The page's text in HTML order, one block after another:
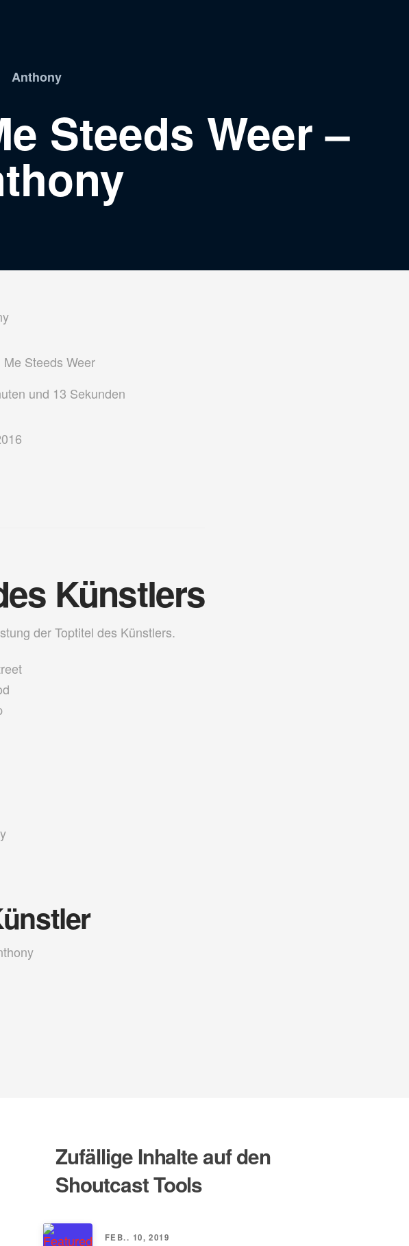
Anthony
Steeds Weer –
Steeds Weer
und 13 Sekunden
Künstlers
der Toptitel des Künstlers.
Zufällige Inhalte auf den
Shoutcast Tools
FEB.. 10, 2019